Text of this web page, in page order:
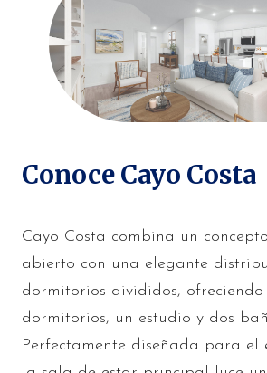
Conoce Cayo Costa
Cayo Costa combina un
abierto con una elegante
dormitorios divididos, ofreciendo
dormitorios, un estudio y dos
Perfectamente diseñada para el